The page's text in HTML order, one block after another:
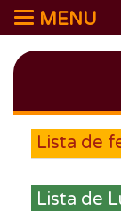
MENU
Lista de
Lista de